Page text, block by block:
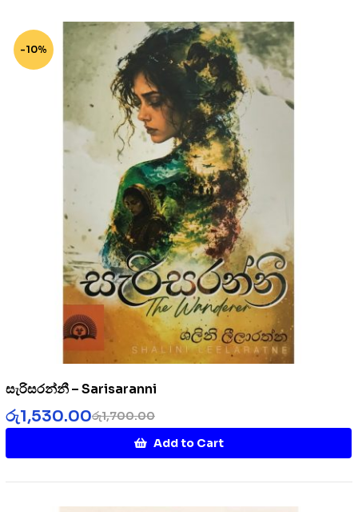
-10%
සැරිසරන්නී – Sarisaranni
රු1,700.00
රු1,530.00
Add to Cart